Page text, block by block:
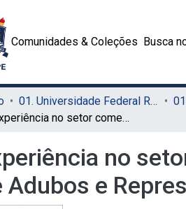
Comunidades & Coleções Busca
01. Universidade Federal Rural de Pernambuco - UFRPE (Sede)
Experiência no setor comercial de insumos agrários na Empresa Central de Adubos e Representações Ltda
no
Adubos e